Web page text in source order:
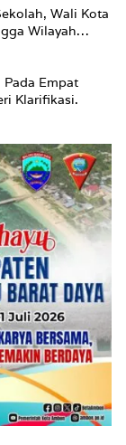
Wali Kota
Wilayah
Empat
Klarifikasi.